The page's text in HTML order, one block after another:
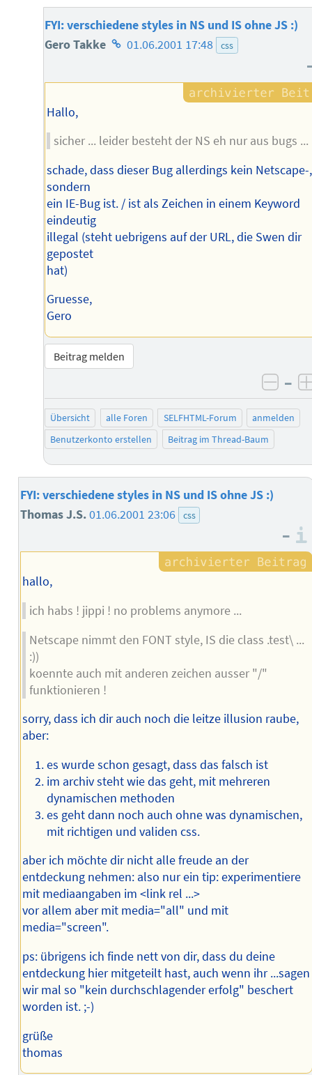
FYI: verschiedene styles in NS und IS ohne JS :)
Gero Takke Homepage
Autors
01.06.2001 17:48 css
Hallo,
sicher ... leider besteht der NS eh nur aus bugs ...
schade, dass dieser Bug allerdings kein Netscape-,
sondern
ein IE-Bug ist. / ist als Zeichen in einem Keyword
eindeutig
illegal (steht uebrigens auf der URL, die Swen dir
gepostet
hat)
Gruesse,
Gero
Beitrag melden
–
Übersicht alle Foren SELFHTML-Forum
anmelden
Benutzerkonto erstellen
Beitrag im Thread-Baum
FYI: verschiedene styles in NS und IS ohne JS :)
Thomas J.S.01.06.2001 23:06 css
–
hallo,
ich habs ! jippi ! no problems anymore ...
Netscape nimmt den FONT style, IS die class .test\ ...
:))
koennte auch mit anderen zeichen ausser "/"
funktionieren !
sorry, dass ich dir auch noch die leitze illusion raube,
aber:
es wurde schon gesagt, dass das falsch ist
im archiv steht wie das geht, mit mehreren
dynamischen methoden
es geht dann noch auch ohne was dynamischen,
mit richtigen und validen css.
aber ich möchte dir nicht alle freude an der
entdeckung nehmen: also nur ein tip: experimentiere
mit mediaangaben im <link rel ...>
vor allem aber mit media="all" und mit
media="screen".
ps: übrigens ich finde nett von dir, dass du deine
entdeckung hier mitgeteilt hast, auch wenn ihr ...sagen
wir mal so "kein durchschlagender erfolg" beschert
worden ist. ;-)
grüße
thomas